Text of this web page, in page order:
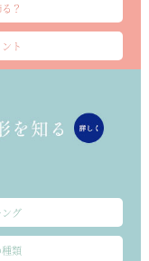
？
ト
ング
類